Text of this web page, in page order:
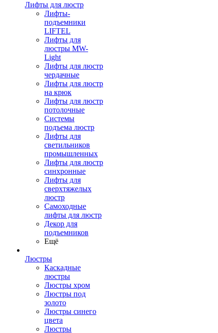
Лифты для люстр
Лифты-
подъемники
LIFTEL
Лифты для
люстры MW-
Light
Лифты для люстр
чердачные
Лифты для люстр
на крюк
Лифты для люстр
потолочные
Системы
подъема люстр
Лифты для
светильников
промышленных
Лифты для люстр
синхронные
Лифты для
сверхтяжелых
люстр
Самоходные
лифты для люстр
Декор для
подъемников
Ещё
Люстры
Каскадные
люстры
Люстры хром
Люстры под
золото
Люстры синего
цвета
Люстры